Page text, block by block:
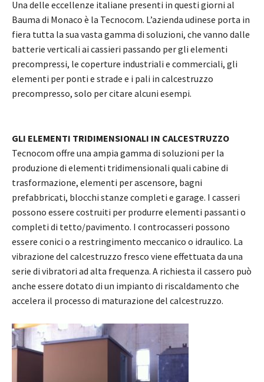
Una delle eccellenze italiane presenti in questi giorni al
Bauma di Monaco è la Tecnocom. L’azienda udinese porta in
fiera tutta la sua vasta gamma di soluzioni, che vanno dalle
batterie verticali ai cassieri passando per gli elementi
precompressi, le coperture industriali e commerciali, gli
elementi per ponti e strade e i pali in calcestruzzo
precompresso, solo per citare alcuni esempi.
GLI ELEMENTI TRIDIMENSIONALI IN CALCESTRUZZO
Tecnocom offre una ampia gamma di soluzioni per la
produzione di elementi tridimensionali quali cabine di
trasformazione, elementi per ascensore, bagni
prefabbricati, blocchi stanze completi e garage. I casseri
possono essere costruiti per produrre elementi passanti o
completi di tetto/pavimento. I controcasseri possono
essere conici o a restringimento meccanico o idraulico. La
vibrazione del calcestruzzo fresco viene effettuata da una
serie di vibratori ad alta frequenza. A richiesta il cassero può
anche essere dotato di un impianto di riscaldamento che
accelera il processo di maturazione del calcestruzzo.